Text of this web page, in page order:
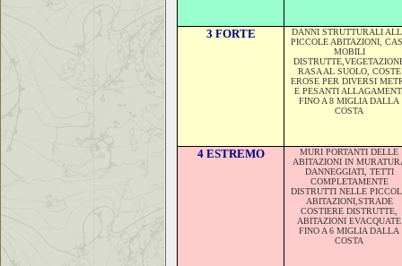
3 FORTE
DANNI STRUTTURALI
PICCOLE ABITAZIONI,
MOBILI
RASA AL SUOLO, COSTE
EROSE PER DIVERSI
E PESANTI
FINO A 8 MIGLIA DALLA
COSTA
4 ESTREMO
MURI PORTANTI DELLE
ABITAZIONI IN
DANNEGGIATI, TETTI
COMPLETAMENTE
DISTRUTTI NELLE
ABITAZIONI,STRADE
COSTIERE DISTRUTTE,
ABITAZIONI EVACQUATE
FINO A 6 MIGLIA DALLA
COSTA